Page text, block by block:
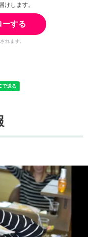
けします。
ーする
れます。